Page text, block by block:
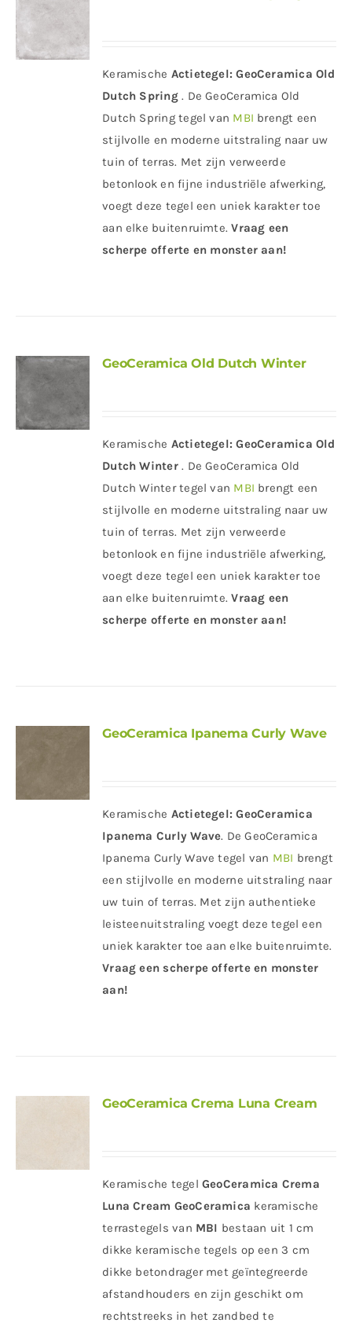
Keramische Actietegel: GeoCeramica Old
Dutch Spring. De GeoCeramica Old
Dutch Spring tegel van MBI brengt een
stijlvolle en moderne uitstraling naar uw
tuin of terras. Met zijn verweerde
betonlook en fijne industriële afwerking,
voegt deze tegel een uniek karakter toe
aan elke buitenruimte.Vraag een
scherpe offerte en monster aan!
GeoCeramica Old Dutch Winter
Keramische Actietegel: GeoCeramica Old
Dutch Winter. De GeoCeramica Old
Dutch Winter tegel van MBI brengt een
stijlvolle en moderne uitstraling naar uw
tuin of terras. Met zijn verweerde
betonlook en fijne industriële afwerking,
voegt deze tegel een uniek karakter toe
aan elke buitenruimte.Vraag een
scherpe offerte en monster aan!
GeoCeramica Ipanema Curly Wave
Keramische Actietegel: GeoCeramica
Ipanema Curly Wave. De GeoCeramica
Ipanema Curly Wave tegel van MBI brengt
een stijlvolle en moderne uitstraling naar
uw tuin of terras. Met zijn authentieke
leisteenuitstraling voegt deze tegel een
uniek karakter toe aan elke buitenruimte.
Vraag een scherpe offerte en monster
aan!
GeoCeramica Crema Luna Cream
Keramische tegel GeoCeramica Crema
Luna Cream GeoCeramica keramische
terrastegels van MBI bestaan uit 1 cm
dikke keramische tegels op een 3 cm
dikke betondrager met geïntegreerde
afstandhouders en zijn geschikt om
rechtstreeks in het zandbed te